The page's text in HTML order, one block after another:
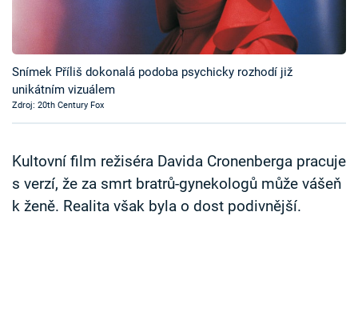
Přihlášení
Snímek Příliš dokonalá podoba psychicky rozhodí již
unikátním vizuálem
Zdroj: 20th Century Fox
Kultovní film režiséra Davida Cronenberga pracuje
s verzí, že za smrt bratrů-gynekologů může vášeň
k ženě. Realita však byla o dost podivnější.